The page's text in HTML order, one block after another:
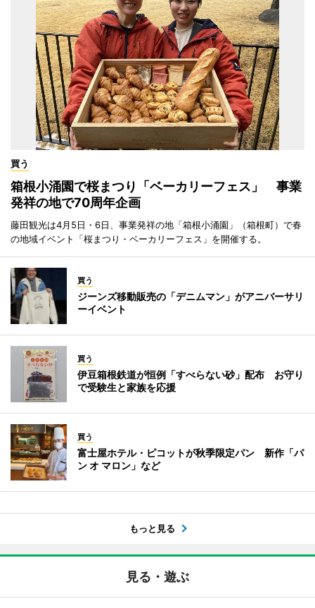
買う
箱根小涌園で桜まつり「ベーカリーフェス」 事業
発祥の地で70周年企画
藤田観光は4月5日・6日、事業発祥の地「箱根小涌園」（箱根町）で春
の地域イベント「桜まつり・ベーカリーフェス」を開催する。
買う
ジーンズ移動販売の「デニムマン」がアニバーサリ
ーイベント
買う
伊豆箱根鉄道が恒例「すべらない砂」配布 お守り
で受験生と家族を応援
買う
富士屋ホテル・ピコットが秋季限定パン 新作「パ
ン オ マロン」など
もっと見る
見る・遊ぶ